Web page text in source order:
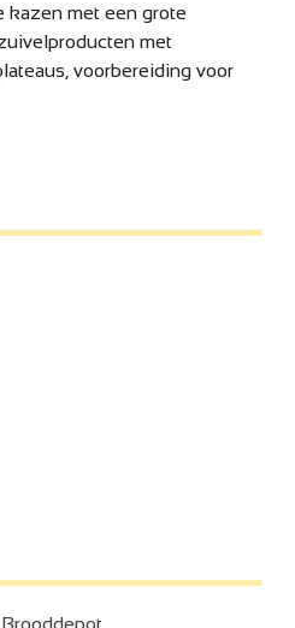
kazen met een grote
met
voorbereiding voor
Brooddepot